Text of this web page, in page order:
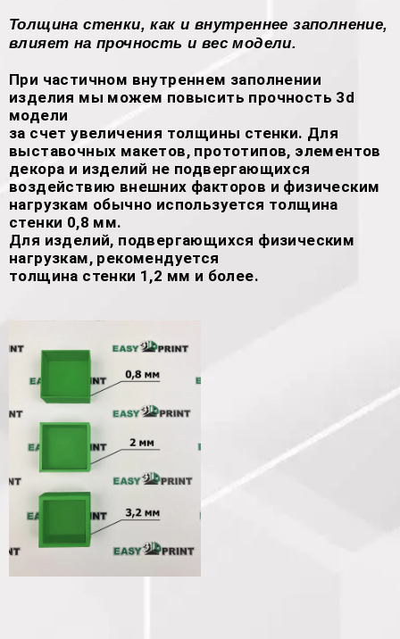
Толщина стенки, как и внутреннее заполнение,
влияет на прочность и вес модели.
При частичном внутреннем заполнении
изделия мы можем повысить прочность 3d
модели
за счет увеличения толщины стенки. Для
выставочных макетов, прототипов, элементов
декора и изделий не подвергающихся
воздействию внешних факторов и физическим
нагрузкам обычно используется толщина
стенки 0,8 мм.
Для изделий, подвергающихся физическим
нагрузкам, рекомендуется
толщина стенки 1,2 мм и более.